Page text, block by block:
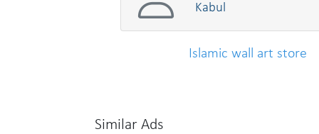
Kabul
Islamic wall art store
Similar Ads